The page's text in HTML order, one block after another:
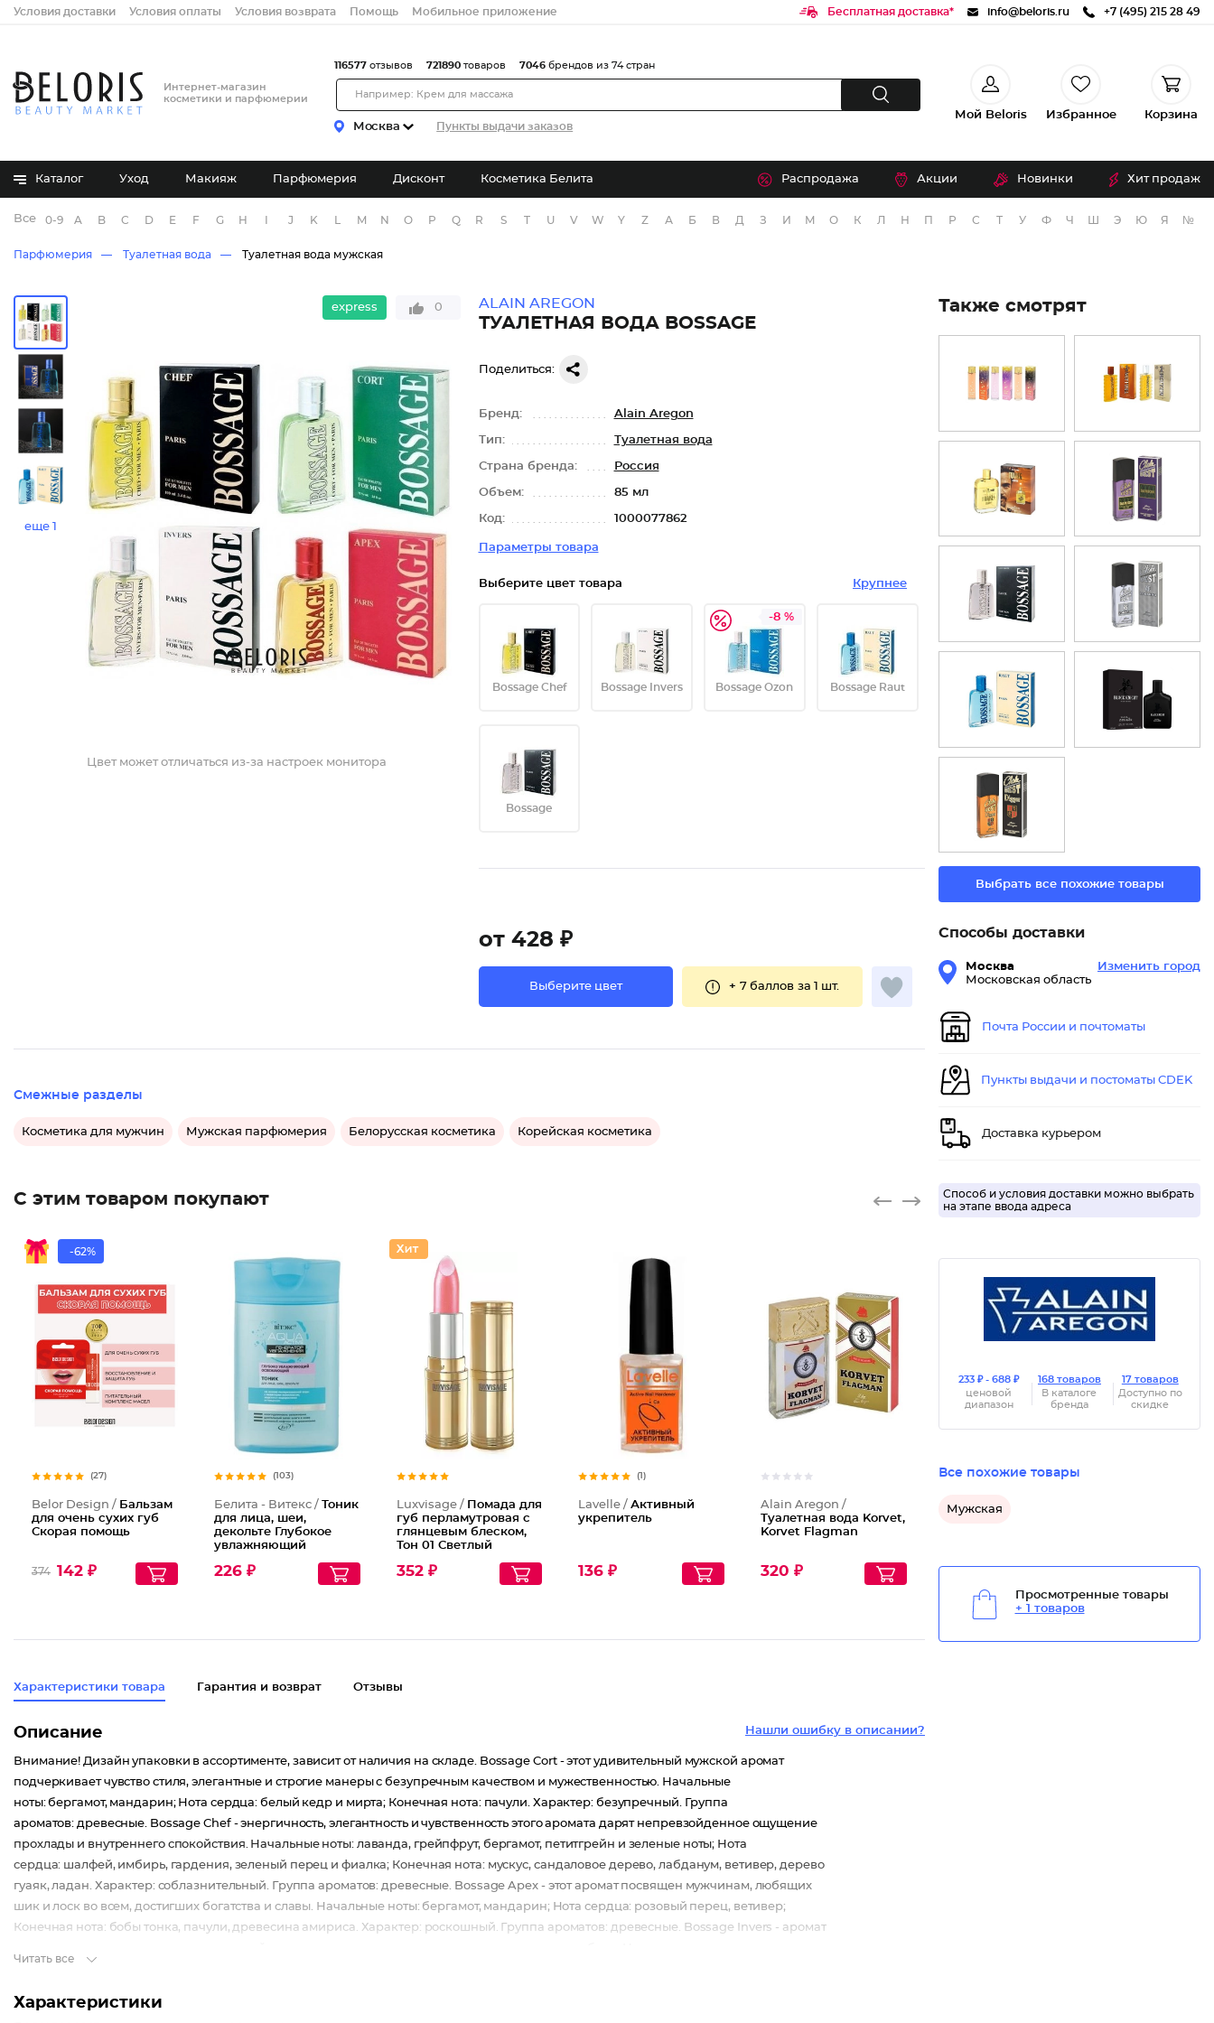
Условия доставки Условия оплаты Условия возврата Помощь Мобильное приложение Бесплатная доставка* info@beloris.ru +7 (495) 215 28 49
Интернет-магазин
косметики и парфюмерии
Москва Пункты выдачи заказов
116577 отзывов 721890 товаров 7046 брендов из 74 стран
Мой Beloris Избранное Корзина
Каталог Уход Макияж Парфюмерия Дисконт Косметика Белита Распродажа Акции Новинки Хит продаж
Все бренды
0-9 A B C D E F G H J K M N O P Q R S T U V W Y Z А Б В Д З И М О К Л Н П Р С Т У Ф Ч Э Ю Я №
Парфюмерия Туалетная вода Туалетная вода мужская
express 0
еще 1
Цвет может отличаться из-за настроек монитора
ALAIN AREGON
ТУАЛЕТНАЯ ВОДА BOSSAGE
Поделиться:
Бренд: Alain Aregon
Тип: Туалетная вода
Страна бренда: Россия
Объем: 85 мл
Код: 1000077862
Параметры товара
Выберите цвет товара Крупнее
Bossage Chef Bossage Invers
-8 %
Bossage Ozon Bossage Raut
Bossage
от 428 ₽
Выберите цвет + 7 баллов за 1 шт.
Смежные разделы
Косметика для мужчин Мужская парфюмерия Белорусская косметика Корейская косметика
С этим товаром покупают
-62%
(27)
Belor Design / Бальзам
для очень сухих губ
Скорая помощь
374 142 ₽
(103)
Белита - Витекс / Тоник
для лица, шеи,
декольте Глубокое
увлажняющий
226 ₽
Luxvisage / Помада для
губ перламутровая с
глянцевым блеском,
Тон 01 Светлый
жемчужным
352 ₽
(1)
Lavelle /Активный
укрепитель
136 ₽
Туалетн
Alain Aregon /
Туалетная вода Korvet,
Korvet Flagman
320 ₽
Характеристики товара Гарантия и возврат Отзывы
Нашли ошибку в описании?
Описание
Внимание! Дизайн упаковки в ассортименте, зависит от наличия на складе. Bossage Cort - этот удивительный мужской аромат
подчеркивает чувство стиля, элегантные и строгие манеры с безупречным качеством и мужественностью. Начальные
ноты: бергамот, мандарин; Нота сердца: белый кедр и мирта; Конечная нота: пачули. Характер: безупречный. Группа
ароматов: древесные. Bossage Chef - энергичность, элегантность и чувственность этого аромата дарят непревзойденное ощущение
прохлады и внутреннего спокойствия. Начальные ноты: лаванда, грейпфрут, бергамот, петитгрейн и зеленые ноты; Нота
сердца: шалфей, имбирь, гардения, зеленый перец и фиалка; Конечная нота: мускус, сандаловое дерево, лабданум, ветивер, дерево
гуаяк, ладан. Характер: соблазнительный. Группа ароматов: древесные. Bossage Apex - этот аромат посвящен мужчинам, любящих
шик и лоск во всем, достигших богатства и славы. Начальные ноты: бергамот, мандарин; Нота сердца: розовый перец, ветивер;
Конечная нота: бобы тонка, пачули, древесина амириса. Характер: роскошный. Группа ароматов: древесные. Bossage Invers - аромат
композиции, подчеркнутые восхитительно теплыми нюансами, создает непередаваемые ощущения, волнуют и притягивают.
Читать все
Характеристики
Также смотрят
Выбрать все похожие товары
Способы доставки
Москва
Московская область
Изменить город
Почта России и почтоматы
Пункты выдачи и постоматы CDEK
Доставка курьером
Способ и условия доставки можно выбрать
на этапе ввода адреса
233 ₽ - 688 ₽
ценовой
диапазон
168 товаров
В каталоге
бренда
17 товаров
Доступно по
скидке
Все похожие товары
Мужская
Просмотренные товары
+ 1 товаров